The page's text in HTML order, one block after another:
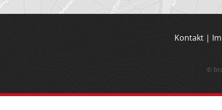
Kontakt |
©